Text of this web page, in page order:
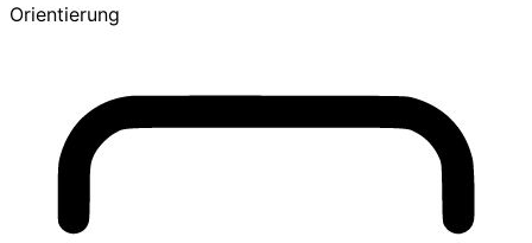
Orientierung